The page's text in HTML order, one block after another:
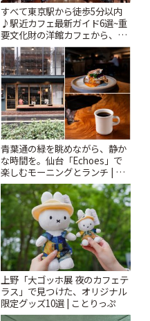
すべて東京駅から徒歩5分以内
♪駅近カフェ最新ガイド6選~重
要文化財の洋館カフェから、改
札すぐのレトロ喫茶まで~ | こと
りっぷ
青葉通の緑を眺めながら、静か
な時間を。仙台「Echoes」で
楽しむモーニングとランチ | こ
とりっぷ
上野「大ゴッホ展 夜のカフェテ
ラス」で見つけた、オリジナル
限定グッズ10選 | ことりっぷ